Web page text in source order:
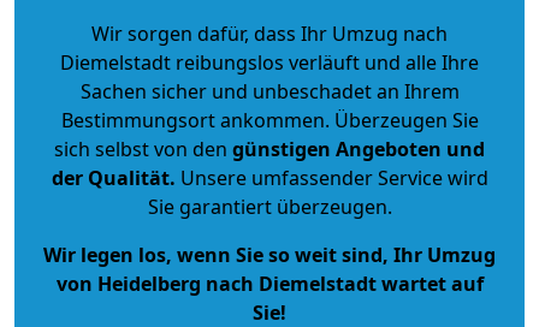
Wir sorgen dafür, dass Ihr Umzug nach
Diemelstadt reibungslos verläuft und alle Ihre
Sachen sicher und unbeschadet an Ihrem
Bestimmungsort ankommen. Überzeugen Sie
sich selbst von den günstigen Angeboten und
der Qualität. Unsere umfassender Service wird
Sie garantiert überzeugen.
Wir legen los, wenn Sie so weit sind, Ihr Umzug
von Heidelberg nach Diemelstadt wartet auf
Sie!